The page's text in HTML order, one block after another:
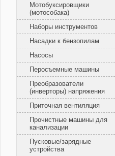
Мотобуксировщики
(мотособака)
Наборы инструментов
Насадки к бензопилам
Насосы
Перосъемные машины
Преобразователи
(инверторы) напряжения
Приточная вентиляция
Прочистные машины для
канализации
Пусковые/зарядные
устройства